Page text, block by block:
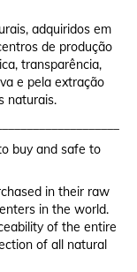
adquiridos em
de produção
transparência,
e pela extração
naturais.
buy and safe to
in their raw
in the world.
of the entire
of all natural